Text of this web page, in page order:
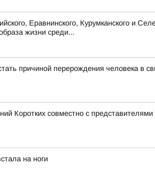
Еравнинского, Курумканского и
жизни среди...
причиной перерождения человека в
Коротких совместно с
на ноги